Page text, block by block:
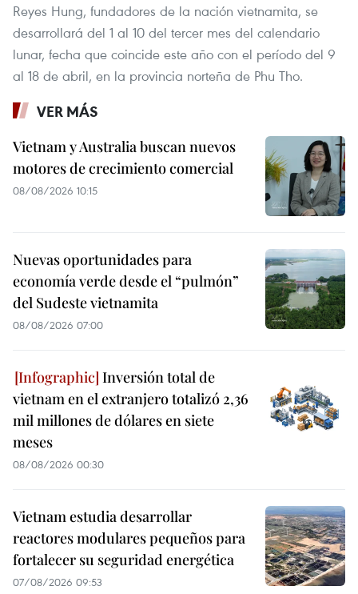
Reyes Hung, fundadores de la nación vietnamita, se
desarrollará del 1 al 10 del tercer mes del calendario
lunar, fecha que coincide este año con el período del 9
al 18 de abril, en la provincia norteña de Phu Tho.
VER MÁS
Vietnam y Australia buscan nuevos
motores de crecimiento comercial
08/08/2026 10:15
Nuevas oportunidades para
economía verde desde el “pulmón”
del Sudeste vietnamita
08/08/2026 07:00
Inversión total de
vietnam en el extranjero totalizó 2,36
mil millones de dólares en siete
meses
08/08/2026 00:30
Vietnam estudia desarrollar
reactores modulares pequeños para
fortalecer su seguridad energética
07/08/2026 09:53